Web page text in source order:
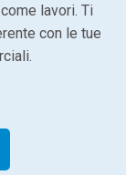
lavori. Ti
con le tue